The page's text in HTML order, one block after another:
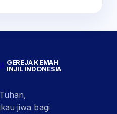
GEREJA KEMAH
INJIL INDONESIA
jiwa bagi